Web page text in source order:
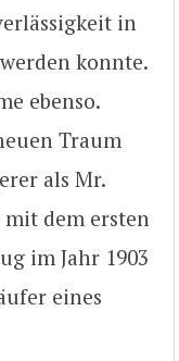
in
konnte.
ebenso.
Traum
als Mr.
dem ersten
im Jahr 1903
eines